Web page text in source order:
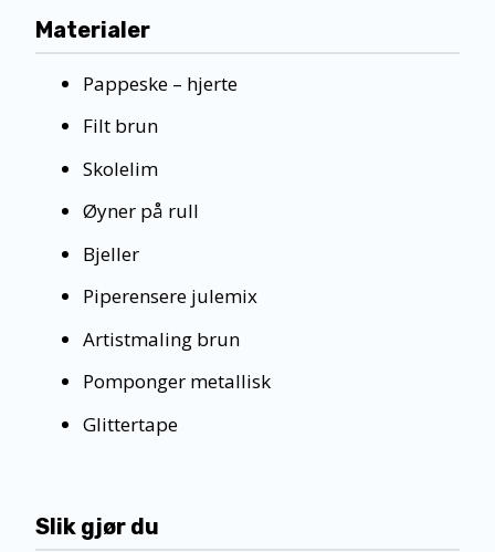
Materialer
Pappeske – hjerte
Filt brun
Skolelim
Øyner på rull
Bjeller
Piperensere julemix
Artistmaling brun
Pomponger metallisk
Glittertape
Slik gjør du